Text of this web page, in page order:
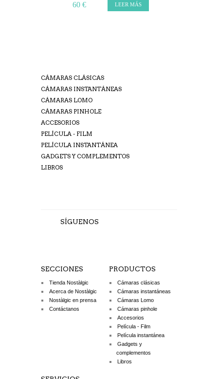
60 € LEER MÁS
CÁMARAS CLÁSICAS
CÁMARAS INSTANTÁNEAS
CÁMARAS LOMO
CÁMARAS PINHOLE
ACCESORIOS
PELÍCULA - FILM
PELÍCULA INSTANTÁNEA
GADGETS Y COMPLEMENTOS
LIBROS
SÍGUENOS
SECCIONES
Tienda Nostàlgic
Acerca de Nostàlgic
Nostàlgic en prensa
Contáctanos
PRODUCTOS
Cámaras clásicas
Cámaras instantáneas
Cámaras Lomo
Cámaras pinhole
Accesorios
Película - Film
Película instantánea
Gadgets y
complementos
Libros